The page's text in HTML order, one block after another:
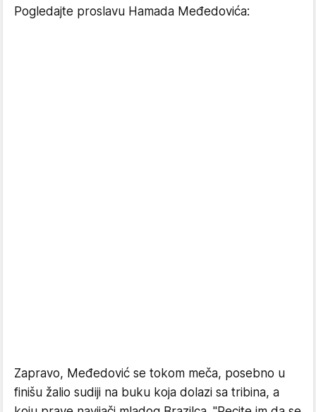
Pogledajte proslavu Hamada Međedovića:
Zapravo, Međedović se tokom meča, posebno u
finišu žalio sudiji na buku koja dolazi sa tribina, a